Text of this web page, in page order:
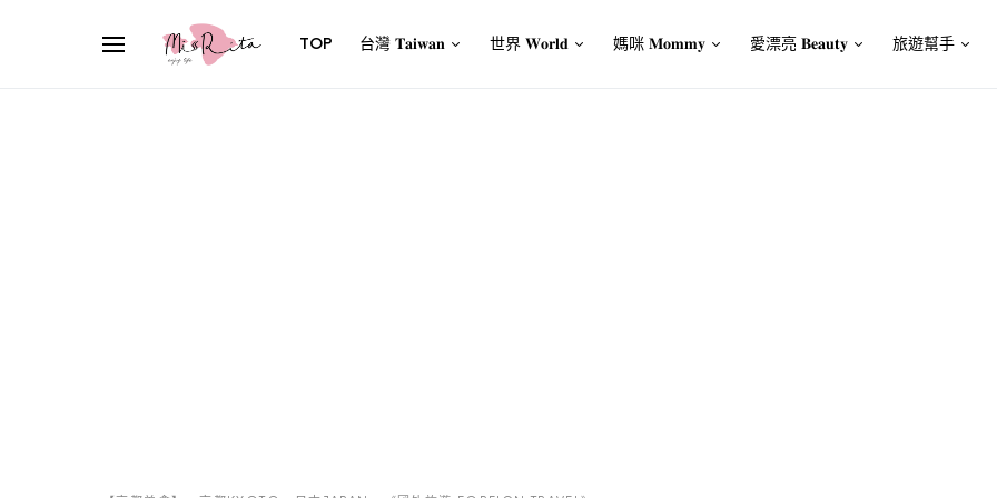
TOP 台灣 𝐓𝐚𝐢𝐰𝐚𝐧 世界 𝐖𝐨𝐫𝐥𝐝 媽咪 𝐌𝐨𝐦𝐦𝐲 愛漂亮 𝐁𝐞𝐚𝐮𝐭𝐲 旅遊幫手